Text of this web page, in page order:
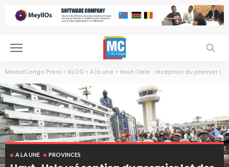
MediaCongo Press > BLOG > A la une > Haut-Uele : réception du premier lot des matériaux de construction du pont Bomokandi
A LA UNE PROVINCES